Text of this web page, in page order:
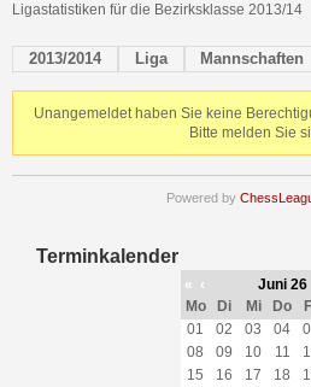
Ligastatistiken für die Bezirksklasse 2013/14
2013/2014 Liga Mannschaften
Unangemeldet haben Sie keine
Bitte melden Sie
Powered by
Terminkalender
« ‹ Juni 26
Mo
Di Mi Do
01
02 03 04
08
09 10 11
15
16 17 18